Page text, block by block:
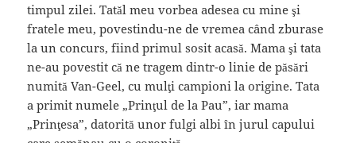
timpul zilei. Tatăl meu vorbea adesea cu mine şi
fratele meu, povestindu-ne de vremea când zburase
la un concurs, fiind primul sosit acasă. Mama şi tata
ne-au povestit că ne tragem dintr-o linie de păsări
numită Van-Geel, cu mulţi campioni la origine. Tata
a primit numele „Prinţul de la Pau”, iar mama
„Prinţesa”, datorită unor fulgi albi în jurul capului